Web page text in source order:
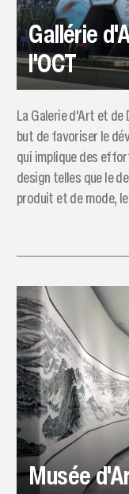
Gallérie
l'OCT
La Galerie d'Art et
but de favoriser le
qui implique des
design telles que le
produit et de mode,
Musée